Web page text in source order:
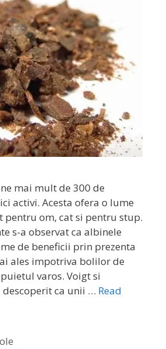
mai mult de 300 de
activi. Acesta ofera o lume
pentru om, cat si pentru stup.
s-a observat ca albinele
de beneficii prin prezenta
ales impotriva bolilor de
varos. Voigt si
descoperit ca unii … Read